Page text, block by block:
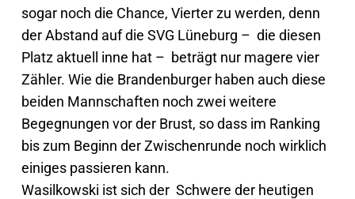
sogar noch die Chance, Vierter zu werden, denn
der Abstand auf die SVG Lüneburg – die diesen
Platz aktuell inne hat – beträgt nur magere vier
Zähler. Wie die Brandenburger haben auch diese
beiden Mannschaften noch zwei weitere
Begegnungen vor der Brust, so dass im Ranking
bis zum Beginn der Zwischenrunde noch wirklich
einiges passieren kann.
Wasilkowski ist sich der Schwere der heutigen